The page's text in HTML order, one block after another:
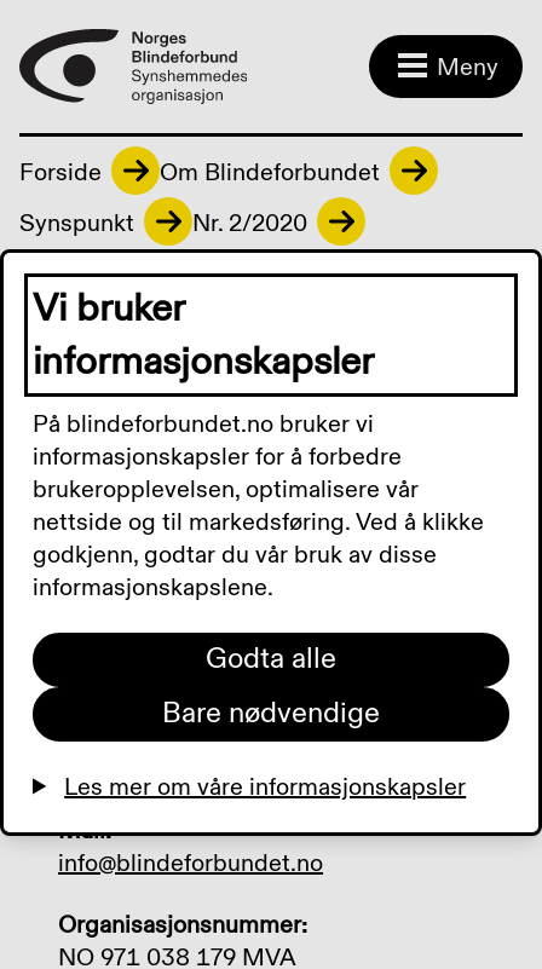
Meny
Forside
Om Blindeforbundet
Synspunkt
Nr. 2/2020
Synspunkt 2 2020.docx
Kontakt oss
Besøksadresse:
Sporveisgata 10, 0354 Oslo
Postadresse:
Postboks 5900 Majorstuen, 0308 Oslo
Telefon:
Mail:
info@blindeforbundet.no
Organisasjonsnummer:
NO 971 038 179 MVA
Vi bruker
informasjonskapsler
På blindeforbundet.no bruker vi
informasjonskapsler for å forbedre
brukeropplevelsen, optimalisere vår
nettside og til markedsføring. Ved å klikke
godkjenn, godtar du vår bruk av disse
informasjonskapslene.
Godta alle
Bare nødvendige
Les mer om våre informasjonskapsler